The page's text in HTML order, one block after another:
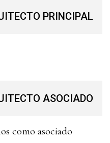
PRINCIPAL
ASOCIADO
como asociado